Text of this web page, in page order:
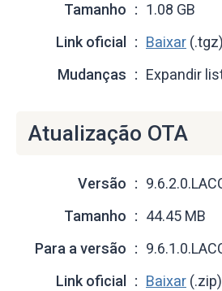
Tamanho
1.08 GB
Link oficial
Baixar (.tgz)
Mudanças
Expandir
Atualização OTA
Versão
Tamanho
44.45 MB
Para a versão
Link oficial
Baixar (.zip)